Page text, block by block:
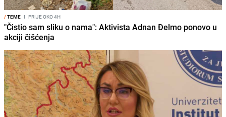
/TEME I PRIJE OKO 4H
"Čistio sam sliku o nama": Aktivista Adnan Đelmo ponovo u
akciji čišćenja